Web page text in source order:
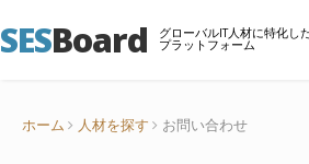
SESBoard グローバルIT人材に特化し
プラットフォーム
ホーム 人材を探す お問い合わせ